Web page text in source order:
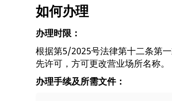
如何办理
办理时限：
根据第5/2025号法律第十二条第
先许可，方可更改营业场所名称。
办理手续及所需文件：